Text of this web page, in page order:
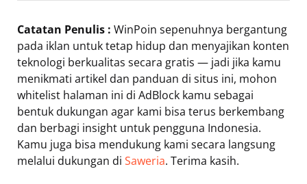
Catatan Penulis : WinPoin sepenuhnya bergantung
pada iklan untuk tetap hidup dan menyajikan konten
teknologi berkualitas secara gratis — jadi jika kamu
menikmati artikel dan panduan di situs ini, mohon
whitelist halaman ini di AdBlock kamu sebagai
bentuk dukungan agar kami bisa terus berkembang
dan berbagi insight untuk pengguna Indonesia.
Kamu juga bisa mendukung kami secara langsung
melalui dukungan di Saweria. Terima kasih.